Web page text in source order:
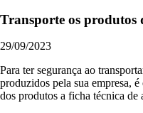
Transporte os produtos
29/09/2023
Para ter segurança ao
produzidos pela sua empresa, é
dos produtos a ficha técnica